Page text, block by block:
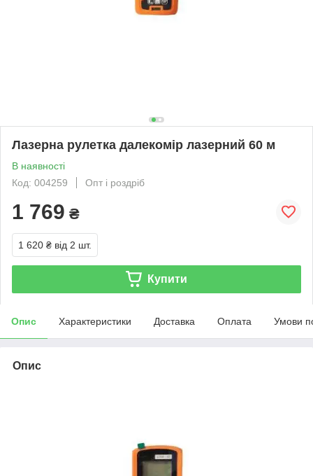
Лазерна рулетка далекомір лазерний 60 м
В наявності
Код: 004259
Опт і роздріб
1 769 ₴
1 620 ₴ від 2 шт.
Купити
Опис Характеристики Доставка Оплата Умови
Опис